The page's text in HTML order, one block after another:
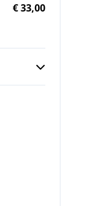
€ 33,00